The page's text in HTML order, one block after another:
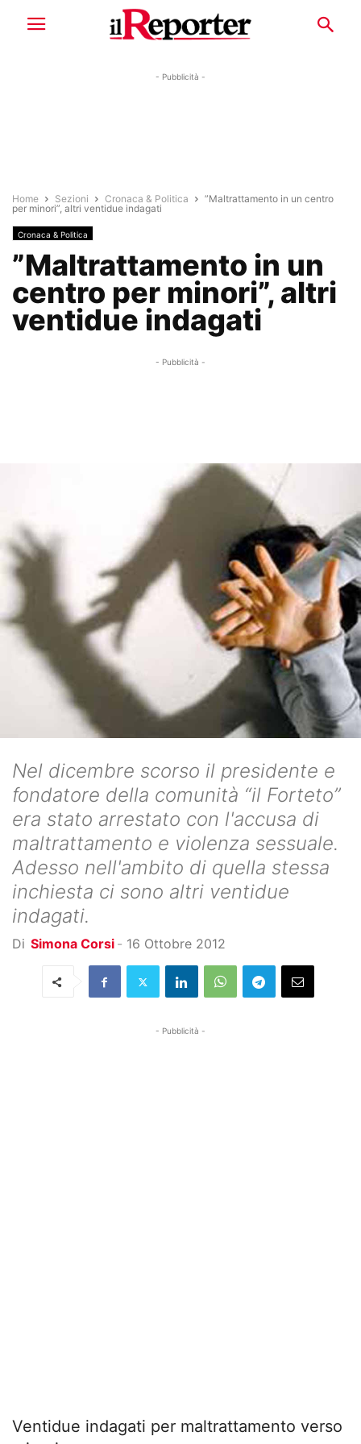
- Pubblicità -
Home Sezioni Cronaca & Politica
”Maltrattamento in un centro
per minori”, altri ventidue indagati
Cronaca & Politica
”Maltrattamento in un
centro per minori”, altri
ventidue indagati
- Pubblicità -
Nel dicembre scorso il presidente e
fondatore della comunità “il Forteto”
era stato arrestato con l'accusa di
maltrattamento e violenza sessuale.
Adesso nell'ambito di quella stessa
inchiesta ci sono altri ventidue
indagati.
Di Simona Corsi - 16 Ottobre 2012
- Pubblicità -
Ventidue indagati per maltrattamento verso